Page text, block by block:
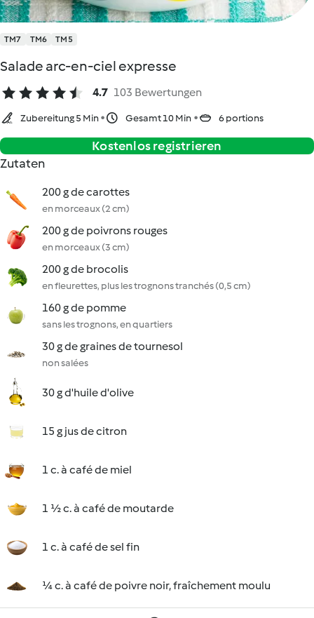
TM7 TM6 TM5
Salade arc-en-ciel expresse
4.7 103 Bewertungen
Zubereitung 5 Min Gesamt 10 Min 6 portions
Kostenlos registrieren
Zutaten
200 g de carottes
en morceaux (2 cm)
200 g de poivrons rouges
en morceaux (3 cm)
200 g de brocolis
en fleurettes, plus les trognons tranchés (0,5 cm)
160 g de pomme
sans les trognons, en quartiers
30 g de graines de tournesol
non salées
30 g d'huile d'olive
15 g jus de citron
1 c. à café de miel
1 ½ c. à café de moutarde
1 c. à café de sel fin
¼ c. à café de poivre noir, fraîchement moulu